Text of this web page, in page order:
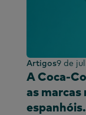
Artigos9 de
A Coca-
as marcas
espanhóis.